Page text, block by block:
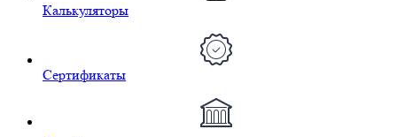
Калькуляторы
Сертификаты